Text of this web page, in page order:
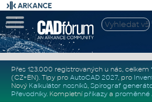
Přes 123.000 registrovaných u nás, celkem
(CZ+EN). Tipy pro AutoCAD 2027, pro
Nový Kalkulátor nosníků, Spirograf
Převodníky. Kompletní příkazya proměnné